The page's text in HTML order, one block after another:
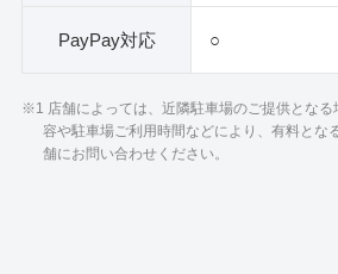
PayPay対応 ○
※1 店舗によっては、近隣駐車場のご提供とな
容や駐車場ご利用時間などにより、有料とな
舗にお問い合わせください。